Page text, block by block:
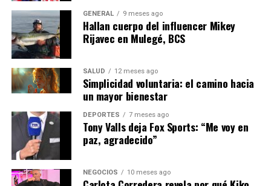
sin miedo.
NOTICIAS RELACIONADAS:
SIGUIENTE
Aumento de la inflación desafía la economía española
El Impacto de la Inteligencia Artificial en el Mercado
Laboral Español
Editorial
GENERAL 9 meses ago
Hallan cuerpo del influencer Mikey
Rijavec en Mulegé, BCS
SALUD 12 meses ago
Simplicidad voluntaria: el camino hacia
un mayor bienestar
DEPORTES 7 meses ago
Tony Valls deja Fox Sports: “Me voy en
paz, agradecido”
NEGOCIOS 10 meses ago